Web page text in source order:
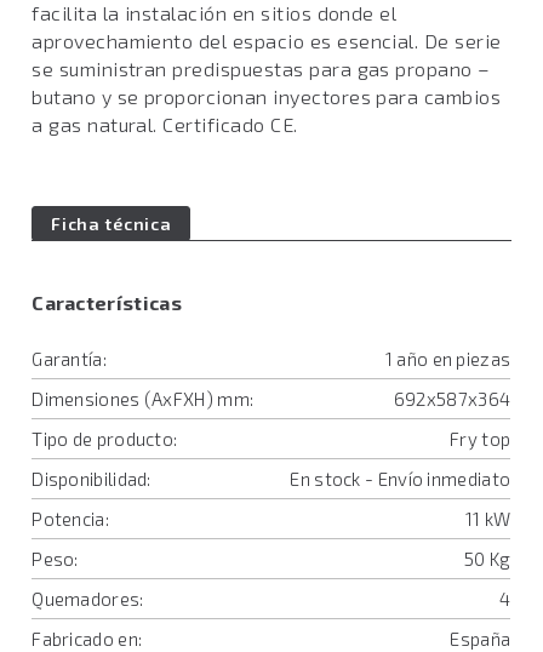
facilita la instalación en sitios donde el
aprovechamiento del espacio es esencial. De serie
se suministran predispuestas para gas propano –
butano y se proporcionan inyectores para cambios
a gas natural. Certificado CE.
Ficha técnica
Características
Garantía:
1 año en piezas
Dimensiones (AxFXH) mm:
692x587x364
Tipo de producto:
Fry top
Disponibilidad:
En stock - Envío inmediato
Potencia:
11 kW
Peso:
50 Kg
Quemadores:
4
Fabricado en:
España